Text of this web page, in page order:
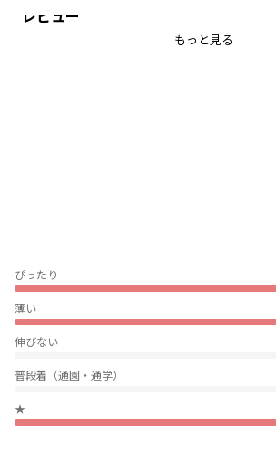
レビュー
ぴったり
薄い
伸びない
普段着（通園・通学）
★
ベーシックなネイビーとグレーの
伸縮性：あり
着用イメージ/カラー：キナリ
モデル：身長110.0cm 体重19kg
サイズ：サイズ110
ブランド ／branshes
カテゴリ
／トップス>長袖Tシャツ・7分袖Tシ
もっと見る